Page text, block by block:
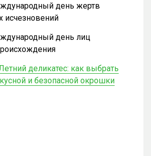
день жертв
исчезновений
день лиц
деликатес: как выбрать
и безопасной окрошки